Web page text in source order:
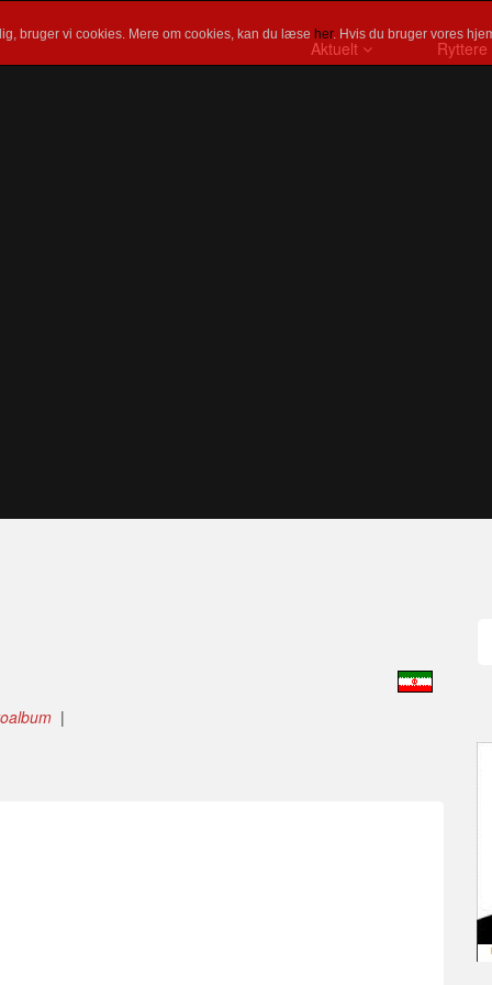
bruger vi cookies. Mere om cookies, kan du læse her. Hvis du bruger vores
Aktuelt Ryttere
|